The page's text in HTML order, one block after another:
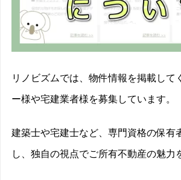
リノビズムでは、物件情報を掲載して
ー様や宅建業者様を募集しています。
建築士や宅建士など、専門資格の保有
し、独自の視点でご所有不動産の魅力